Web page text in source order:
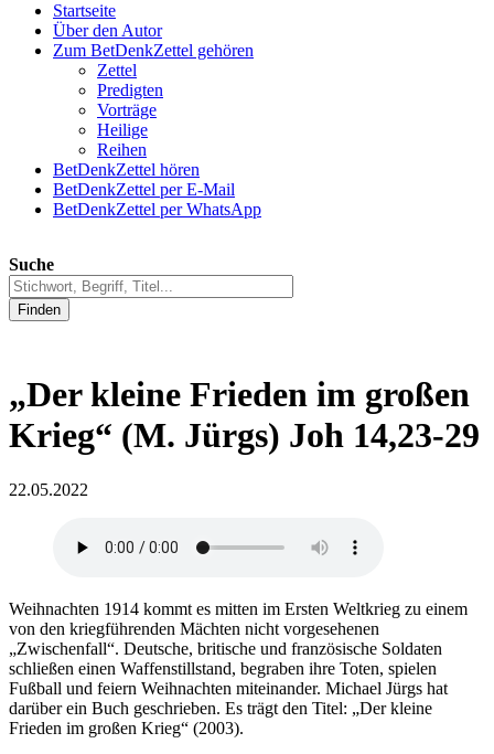
Startseite
Über den Autor
Zum BetDenkZettel gehören
Zettel
Predigten
Vorträge
Heilige
Reihen
BetDenkZettel hören
BetDenkZettel per E-Mail
BetDenkZettel per WhatsApp
Suche
Finden
„Der kleine Frieden im großen
Krieg“ (M. Jürgs) Joh 14,23-29
22.05.2022
Weihnachten 1914 kommt es mitten im Ersten Weltkrieg zu einem
von den kriegführenden Mächten nicht vorgesehenen
„Zwischenfall“. Deutsche, britische und französische Soldaten
schließen einen Waffenstillstand, begraben ihre Toten, spielen
Fußball und feiern Weihnachten miteinander. Michael Jürgs hat
darüber ein Buch geschrieben. Es trägt den Titel: „Der kleine
Frieden im großen Krieg“ (2003).